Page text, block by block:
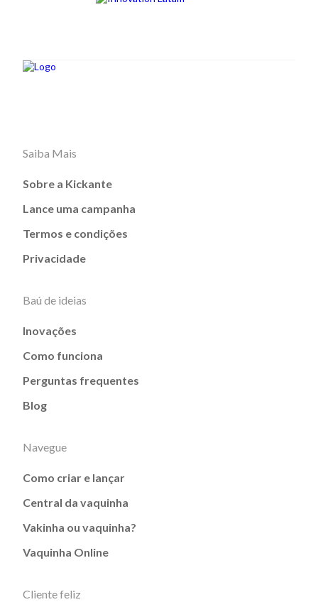
Saiba Mais
Sobre a Kickante
Lance uma campanha
Termos e condições
Privacidade
Baú de ideias
Inovações
Como funciona
Perguntas frequentes
Blog
Navegue
Como criar e lançar
Central da vaquinha
Vakinha ou vaquinha?
Vaquinha Online
Cliente feliz